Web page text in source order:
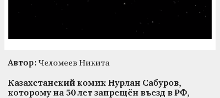
Автор: Челомеев Никита
Казахстанский комик Нурлан Сабуров,
которому на 50 лет запрещён въезд в РФ,